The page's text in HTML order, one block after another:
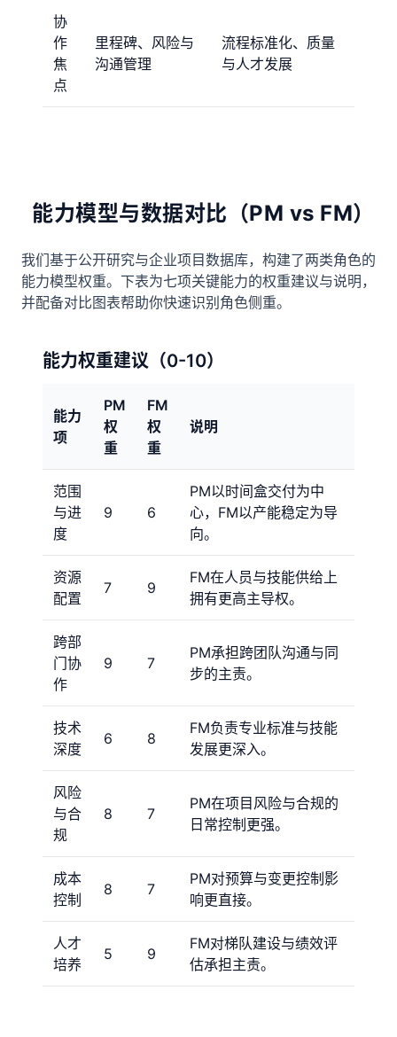
协
作
焦
点
里程碑、风险与
沟通管理
流程标准化、质量
与人才发展
能力模型与数据对比（PM vs FM）
我们基于公开研究与企业项目数据库，构建了两类角色的
能力模型权重。下表为七项关键能力的权重建议与说明，
并配备对比图表帮助你快速识别角色侧重。
能力权重建议（0-10）
能力
项
PM
权
重
FM
权
重
说明
范围
与进
度
9 6
PM以时间盒交付为中
心，FM以产能稳定为导
向。
资源
配置
7 9
FM在人员与技能供给上
拥有更高主导权。
跨部
门协
作
9 7
PM承担跨团队沟通与同
步的主责。
技术
深度
6 8
FM负责专业标准与技能
发展更深入。
风险
与合
规
8 7
PM在项目风险与合规的
日常控制更强。
成本
控制
8 7
PM对预算与变更控制影
响更直接。
人才
培养
5 9
FM对梯队建设与绩效评
估承担主责。